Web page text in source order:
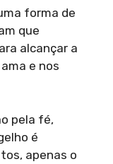
forma de
que
alcançar a
e nos
pela fé,
é
apenas o